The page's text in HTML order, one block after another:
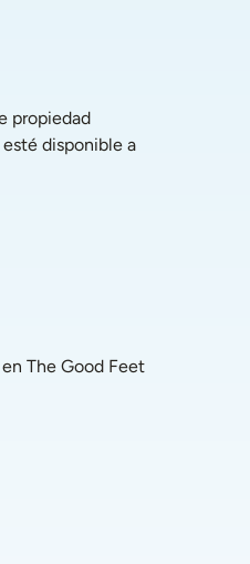
propiedad
disponible a